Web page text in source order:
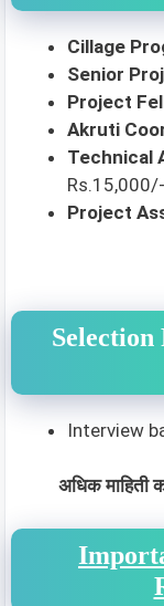
Cillage
Senior
Project
Akruti
Technical
Rs.15,000/-
Project
Selection
Interview
अधिक माहिती